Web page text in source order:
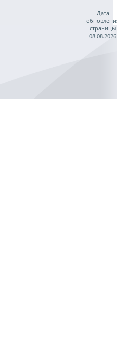
Дата
страницы
08.08.2026